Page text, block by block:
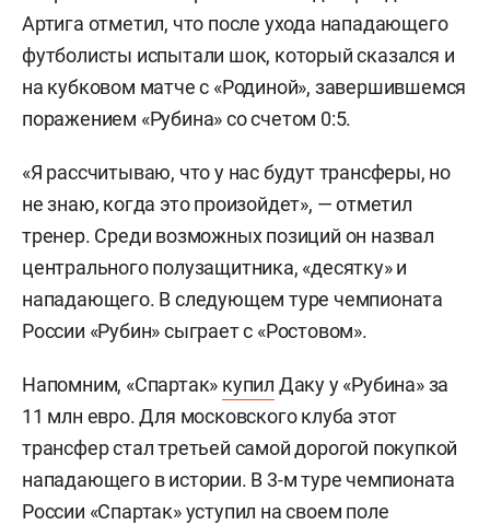
Артига отметил, что после ухода нападающего
футболисты испытали шок, который сказался и
на кубковом матче с «Родиной», завершившемся
поражением «Рубина» со счетом 0:5.
«Я рассчитываю, что у нас будут трансферы, но
не знаю, когда это произойдет», — отметил
тренер. Среди возможных позиций он назвал
центрального полузащитника, «десятку» и
нападающего. В следующем туре чемпионата
России «Рубин» сыграет с «Ростовом».
Напомним, «Спартак» купил Даку у «Рубина» за
11 млн евро. Для московского клуба этот
трансфер стал третьей самой дорогой покупкой
нападающего в истории. В 3-м туре чемпионата
России «Спартак» уступил на своем поле